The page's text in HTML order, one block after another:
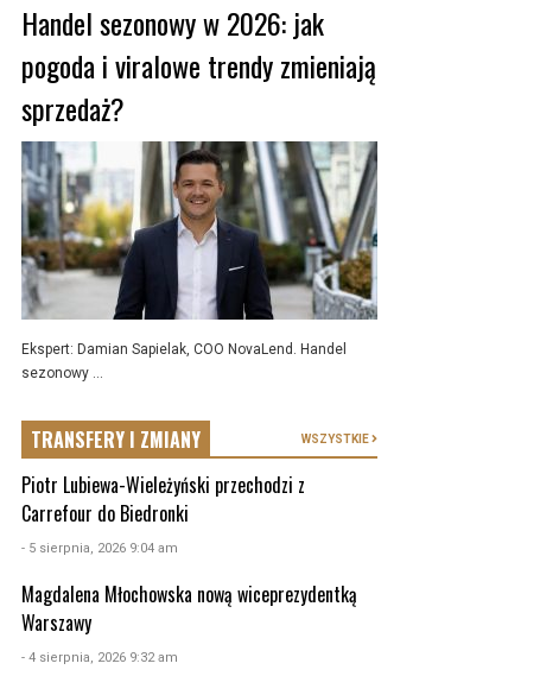
Handel sezonowy w 2026: jak
pogoda i viralowe trendy zmieniają
sprzedaż?
Ekspert: Damian Sapielak, COO NovaLend. Handel
sezonowy ...
TRANSFERY I ZMIANY WSZYSTKIE
Piotr Lubiewa-Wieleżyński przechodzi z
Carrefour do Biedronki
- 5 sierpnia, 2026 9:04 am
Magdalena Młochowska nową wiceprezydentką
Warszawy
- 4 sierpnia, 2026 9:32 am